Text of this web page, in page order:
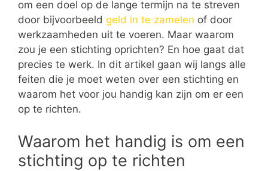
om een doel op de lange termijn na te streven
door bijvoorbeeld geld in te zamelen of door
werkzaamheden uit te voeren. Maar waarom
zou je een stichting oprichten? En hoe gaat dat
precies te werk. In dit artikel gaan wij langs alle
feiten die je moet weten over een stichting en
waarom het voor jou handig kan zijn om er een
op te richten.
Waarom het handig is om een
stichting op te richten